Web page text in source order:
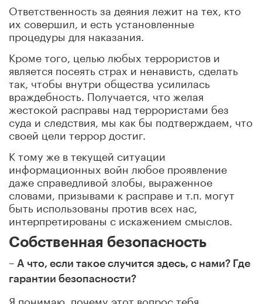
Ответственность за деяния лежит на тех, кто
их совершил, и есть установленные
процедуры для наказания.
Кроме того, целью любых террористов и
является посеять страх и ненависть, сделать
так, чтобы внутри общества усилилась
враждебность. Получается, что желая
жестокой расправы над террористами без
суда и следствия, мы как бы подтверждаем, что
своей цели террор достиг.
К тому же в текущей ситуации
информационных войн любое проявление
даже справедливой злобы, выраженное
словами, призывами к расправе и т.п. могут
быть использованы против всех нас,
интерпретированы с искажением смыслов.
Собственная безопасность
– А что, если такое случится здесь, с нами? Где
гарантии безопасности?
Я понимаю, почему этот вопрос тебя